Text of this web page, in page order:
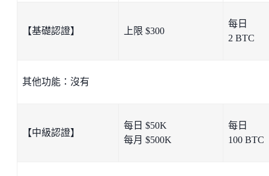
【基礎認證】 上限 $300
每日
2 BTC
其他功能：沒有
【中級認證】
每日 $50K
每月 $500K
每日
100 BTC